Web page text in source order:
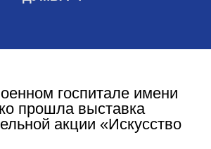
госпитале имени
прошла выставка
акции «Искусство